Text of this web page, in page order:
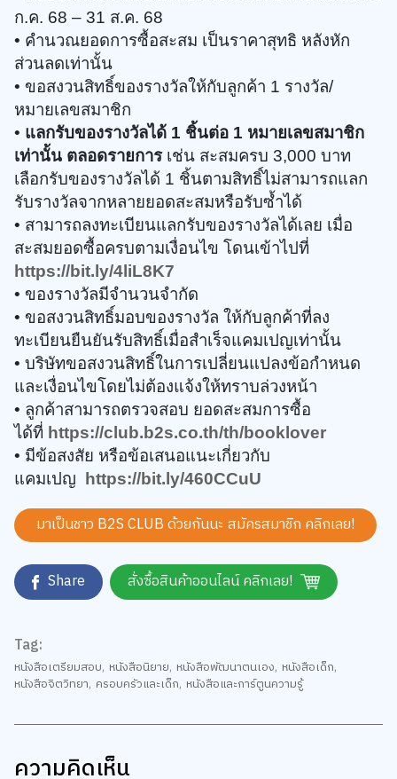
ก.ค. 68 – 31 ส.ค. 68
• คำนวณยอดการซื้อสะสม เป็นราคาสุทธิ หลังหัก
ส่วนลดเท่านั้น
• ขอสงวนสิทธิ์ของรางวัลให้กับลูกค้า 1 รางวัล/
หมายเลขสมาชิก​​
• แลกรับของรางวัลได้ 1 ชิ้นต่อ 1 หมายเลขสมาชิก
เท่านั้น ตลอดรายการเช่น สะสมครบ 3,000 บาท
เลือกรับของรางวัลได้ 1 ชิ้นตามสิทธิ์ไม่สามารถแลก
รับรางวัลจากหลายยอดสะสมหรือรับซ้ำได้
• สามารถลงทะเบียนแลกรับของรางวัลได้เลย เมื่อ
สะสมยอดซื้อครบตามเงื่อนไข โดนเข้าไปที่
https://bit.ly/4liL8K7
• ของรางวัลมีจำนวนจำกัด
• ขอสงวนสิทธิ์มอบของรางวัล ให้กับลูกค้าที่ลง
ทะเบียนยืนยันรับสิทธิ์เมื่อสำเร็จแคมเปญเท่านั้น ​​
• บริษัทขอสงวนสิทธิ์ในการเปลี่ยนแปลงข้อกำหนด
และเงื่อนไขโดยไม่ต้องแจ้งให้ทราบล่วงหน้า
• ลูกค้าสามารถตรวจสอบ ยอดสะสมการซื้อ
ได้ที่ https://club.b2s.co.th/th/booklover
• มีข้อสงสัย หรือข้อเสนอแนะเกี่ยวกับ
แคมเปญ https://bit.ly/460CCuU
มาเป็นชาว B2S CLUB ด้วยกันนะ สมัครสมาชิก คลิกเลย!
Share สั่งซื้อสินค้าออนไลน์ คลิกเลย!
Tag:
หนังสือเตรียมสอบ หนังสือนิยาย หนังสือพัฒนาตนเอง หนังสือเด็ก
หนังสือจิตวิทยา ครอบครัวและเด็ก หนังสือและการ์ตูนความรู้
ความคิดเห็น